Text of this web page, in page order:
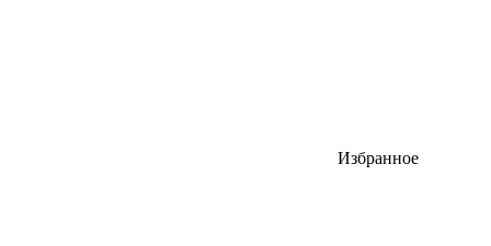
Избранное